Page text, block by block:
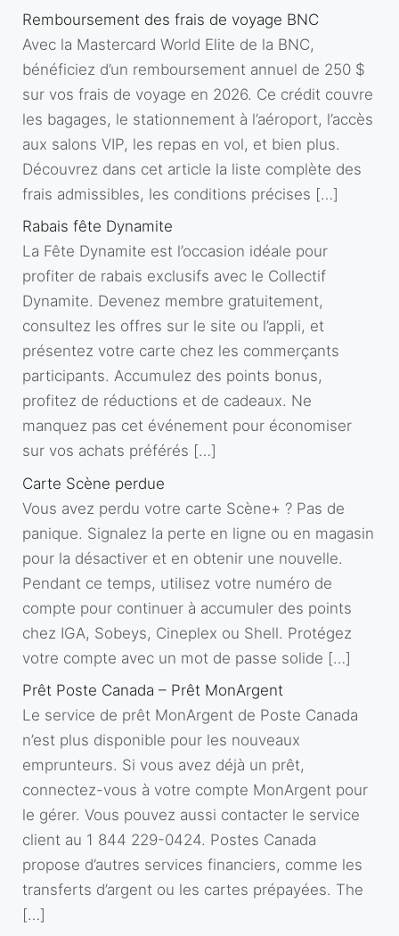
Remboursement des frais de voyage BNC
Avec la Mastercard World Elite de la BNC,
bénéficiez d’un remboursement annuel de 250 $
sur vos frais de voyage en 2026. Ce crédit couvre
les bagages, le stationnement à l’aéroport, l’accès
aux salons VIP, les repas en vol, et bien plus.
Découvrez dans cet article la liste complète des
frais admissibles, les conditions précises […]
Rabais fête Dynamite
La Fête Dynamite est l’occasion idéale pour
profiter de rabais exclusifs avec le Collectif
Dynamite. Devenez membre gratuitement,
consultez les offres sur le site ou l’appli, et
présentez votre carte chez les commerçants
participants. Accumulez des points bonus,
profitez de réductions et de cadeaux. Ne
manquez pas cet événement pour économiser
sur vos achats préférés […]
Carte Scène perdue
Vous avez perdu votre carte Scène+ ? Pas de
panique. Signalez la perte en ligne ou en magasin
pour la désactiver et en obtenir une nouvelle.
Pendant ce temps, utilisez votre numéro de
compte pour continuer à accumuler des points
chez IGA, Sobeys, Cineplex ou Shell. Protégez
votre compte avec un mot de passe solide […]
Prêt Poste Canada – Prêt MonArgent
Le service de prêt MonArgent de Poste Canada
n’est plus disponible pour les nouveaux
emprunteurs. Si vous avez déjà un prêt,
connectez-vous à votre compte MonArgent pour
le gérer. Vous pouvez aussi contacter le service
client au 1 844 229-0424. Postes Canada
propose d’autres services financiers, comme les
transferts d’argent ou les cartes prépayées. The
[…]